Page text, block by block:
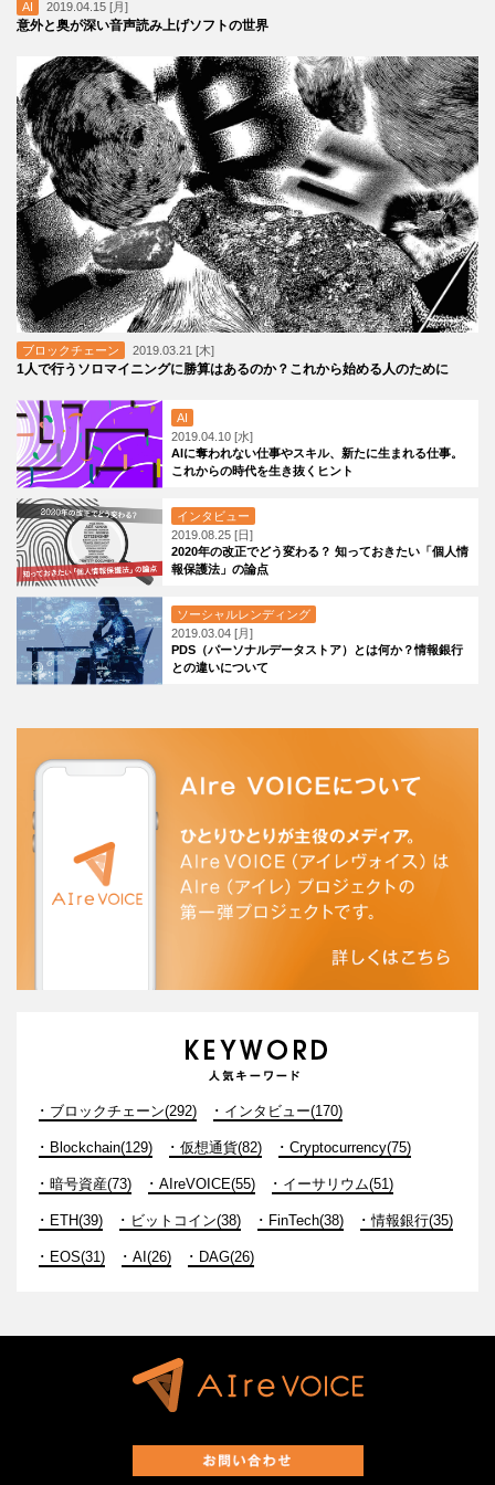
AI 2019.04.15 [月]
意外と奥が深い音声読み上げソフトの世界
ブロックチェーン 2019.03.21 [木]
1人で行うソロマイニングに勝算はあるのか？これから始める人のために
AI
2019.04.10 [水]
AIに奪われない仕事やスキル、新たに生まれる仕事。
これからの時代を生き抜くヒント
インタビュー
2019.08.25 [日]
2020年の改正でどう変わる？ 知っておきたい「個人情
報保護法」の論点
ソーシャルレンディング
2019.03.04 [月]
PDS（パーソナルデータストア）とは何か？情報銀行
との違いについて
ブロックチェーン(292) インタビュー(170)
Blockchain(129) 仮想通貨(82) Cryptocurrency(75)
暗号資産(73) AIreVOICE(55) イーサリウム(51)
ETH(39) ビットコイン(38) FinTech(38) 情報銀行(35)
EOS(31) AI(26) DAG(26)